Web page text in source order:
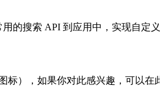
的搜索 API 到应用中，实现自定义
），如果你对此感兴趣，可以